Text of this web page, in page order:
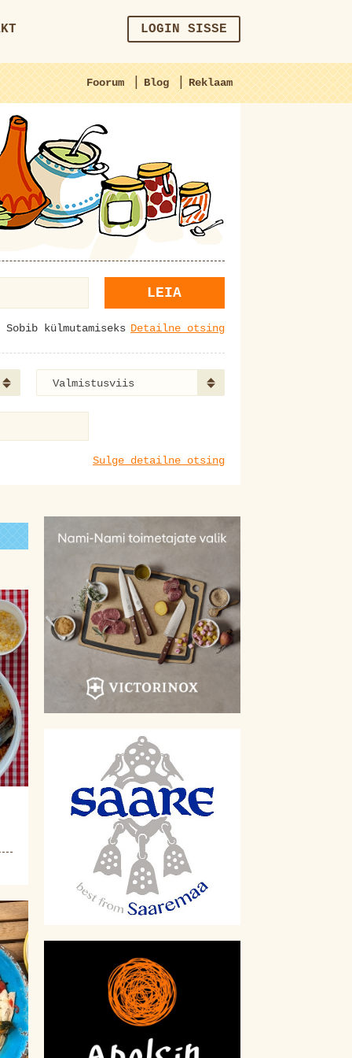
LOGIN SISSE
Foorum | Blog | Reklaam
LEIA
Sobib külmutamiseks Detailne otsing
Valmistusviis
Sulge detailne otsing